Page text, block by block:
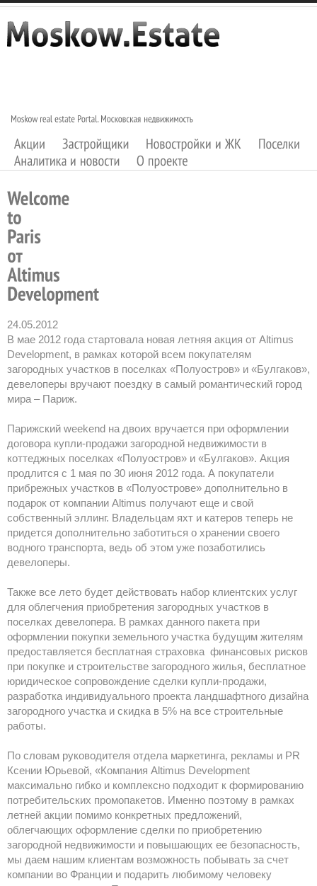
24.05.2012
В мае 2012 года стартовала новая летняя акция от Altimus
Development, в рамках которой всем покупателям
загородных участков в поселках «Полуостров» и «Булгаков»,
девелоперы вручают поездку в самый романтический город
мира – Париж.
Парижский weekend на двоих вручается при оформлении
договора купли-продажи загородной недвижимости в
коттеджных поселках «Полуостров» и «Булгаков». Акция
продлится с 1 мая по 30 июня 2012 года. А покупатели
прибрежных участков в «Полуострове» дополнительно в
подарок от компании Altimus получают еще и свой
собственный эллинг. Владельцам яхт и катеров теперь не
придется дополнительно заботиться о хранении своего
водного транспорта, ведь об этом уже позаботились
девелоперы.
Также все лето будет действовать набор клиентских услуг
для облегчения приобретения загородных участков в
поселках девелопера. В рамках данного пакета при
оформлении покупки земельного участка будущим жителям
предоставляется бесплатная страховка финансовых рисков
при покупке и строительстве загородного жилья, бесплатное
юридическое сопровождение сделки купли-продажи,
разработка индивидуального проекта ландшафтного дизайна
загородного участка и скидка в 5% на все строительные
работы.
По словам руководителя отдела маркетинга, рекламы и PR
Ксении Юрьевой, «Компания Altimus Development
максимально гибко и комплексно подходит к формированию
потребительских промопакетов. Именно поэтому в рамках
летней акции помимо конкретных предложений,
облегчающих оформление сделки по приобретению
загородной недвижимости и повышающих ее безопасность,
мы даем нашим клиентам возможность побывать за счет
компании во Франции и подарить любимому человеку